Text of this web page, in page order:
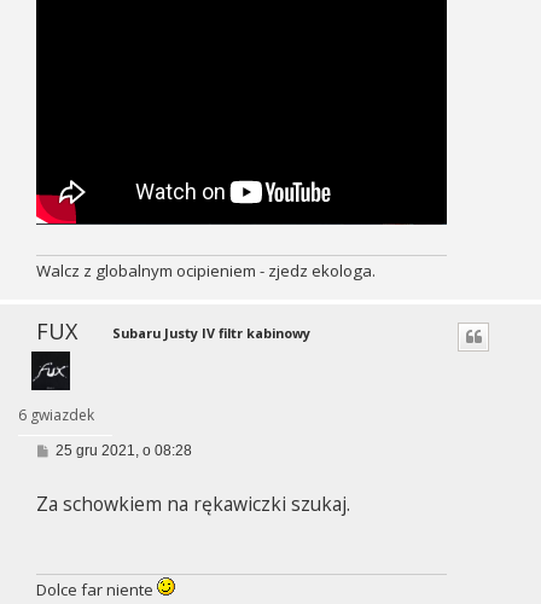
Walcz z globalnym ocipieniem - zjedz ekologa.
FUX
6 gwiazdek
Subaru Justy IV filtr kabinowy
P
t
25 gru 2021, o 08:28
Za schowkiem na rękawiczki szukaj.
Dolce far niente